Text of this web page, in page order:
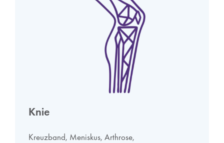
Knie
Kreuzband, Meniskus, Arthrose,